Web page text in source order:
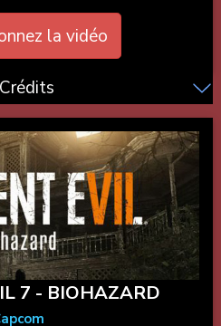
la vidéo
Crédits
7 - BIOHAZARD